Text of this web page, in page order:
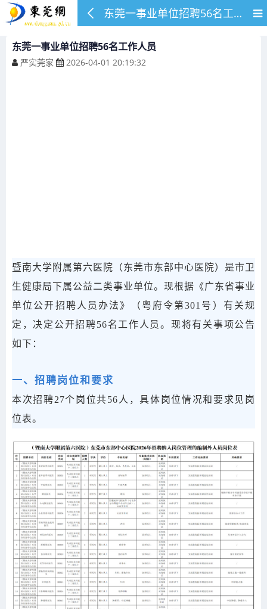
东莞一事业单位招聘56名工作人员
东莞一事业单位招聘56名工作人员
严实莞家 2026-04-01 20:19:32
暨南大学附属第六医院（东莞市东部中心医院）是市卫
生健康局下属公益二类事业单位。现根据《广东省事业
单位公开招聘人员办法》（粤府令第301号）有关规
定，决定公开招聘56名工作人员。现将有关事项公告
如下：
一、招聘岗位和要求
本次招聘27个岗位共56人，具体岗位情况和要求见岗
位表。